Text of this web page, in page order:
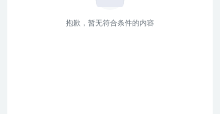
抱歉，暂无符合条件的内容